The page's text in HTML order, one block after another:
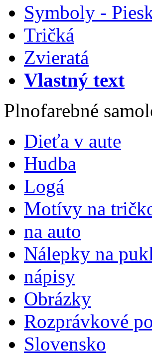
Symboly -
Tričká
Zvieratá
Vlastný text
Plnofarebné
Dieťa v aute
Hudba
Logá
Motívy na
na auto
Nálepky na
nápisy
Obrázky
Rozprávkové
Slovensko